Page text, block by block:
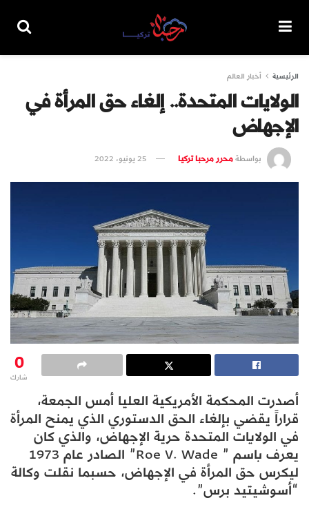
الرئيسية أخبار العالم
الولايات المتحدة.. إلغاء حق المرأة في
الإجهاض
بواسطةمحرر مرحبا تركيا 25 يونيو، 2022
0
شارك
أصدرت المحكمة الأمريكية العليا أمس الجمعة،
قراراً يقضي بإلغاء الحق الدستوري الذي يمنح المرأة
في الولايات المتحدة حرية الإجهاض، والذي كان
يعرف باسم ” Roe V. Wade” الصادر عام 1973
ليكرس حق المرأة في الإجهاض، حسبما نقلت وكالة
“أسوشيتيد برس”.